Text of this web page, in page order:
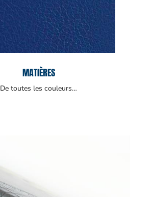
MATIÈRES
De toutes les couleurs…